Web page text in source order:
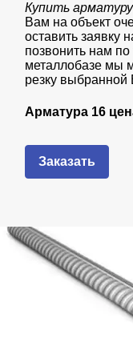
Купить
Вам на объект
оставить заявку
позвонить нам
металлобазе мы
резку
Арматура 16
Заказать